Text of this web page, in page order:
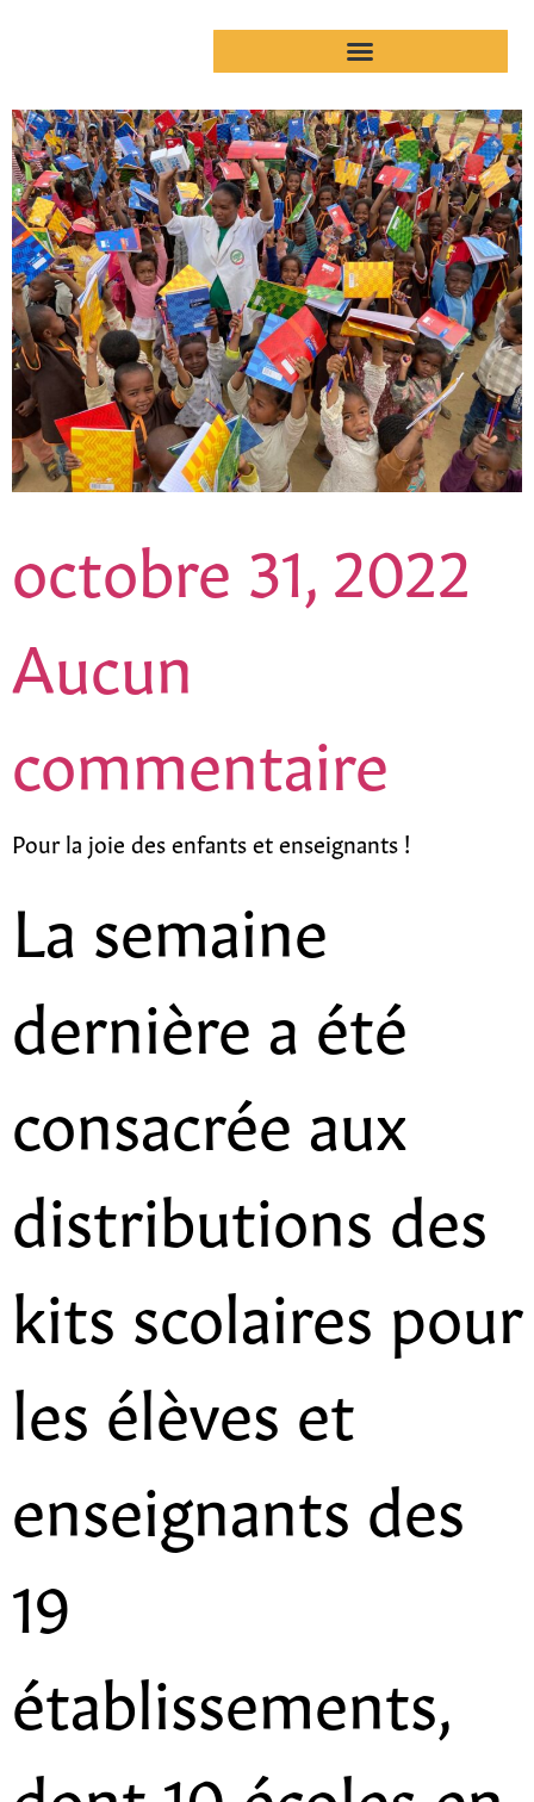
octobre 31, 2022
Aucun
commentaire
Pour la joie des enfants et enseignants !
La semaine
dernière a été
consacrée aux
distributions des
kits scolaires pour
les élèves et
enseignants des
19
établissements,